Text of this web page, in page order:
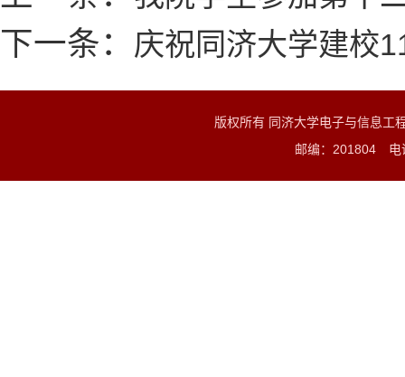
下一条： 庆祝同济大学建校
版权所有 同济大学电子与信息
邮编：201804